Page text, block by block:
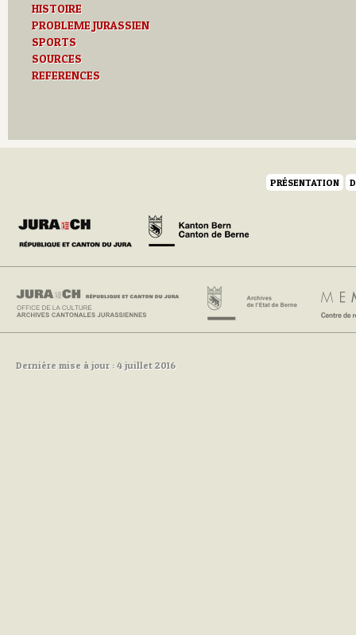
HISTOIRE
PROBLEME JURASSIEN
SPORTS
SOURCES
REFERENCES
PRÉSENTATION
Dernière mise à jour : 4 juillet 2016